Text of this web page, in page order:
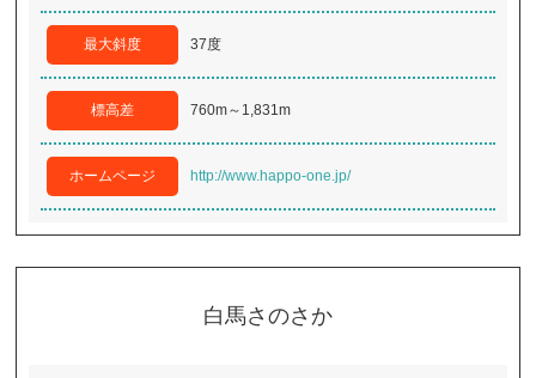
最大斜度 37度
標高差 760m～1,831m
ホームページ http://www.happo-one.jp/
白馬さのさか